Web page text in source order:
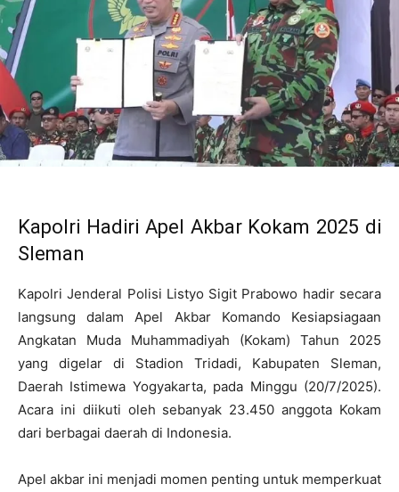
Kapolri Hadiri Apel Akbar Kokam 2025 di
Sleman
Kapolri Jenderal Polisi Listyo Sigit Prabowo hadir secara
langsung dalam Apel Akbar Komando Kesiapsiagaan
Angkatan Muda Muhammadiyah (Kokam) Tahun 2025
yang digelar di Stadion Tridadi, Kabupaten Sleman,
Daerah Istimewa Yogyakarta, pada Minggu (20/7/2025).
Acara ini diikuti oleh sebanyak 23.450 anggota Kokam
dari berbagai daerah di Indonesia.
Apel akbar ini menjadi momen penting untuk memperkuat